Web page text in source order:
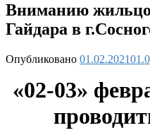
Вниманию
Гайдара в
Опубликовано 01.02.2021
«02-03»